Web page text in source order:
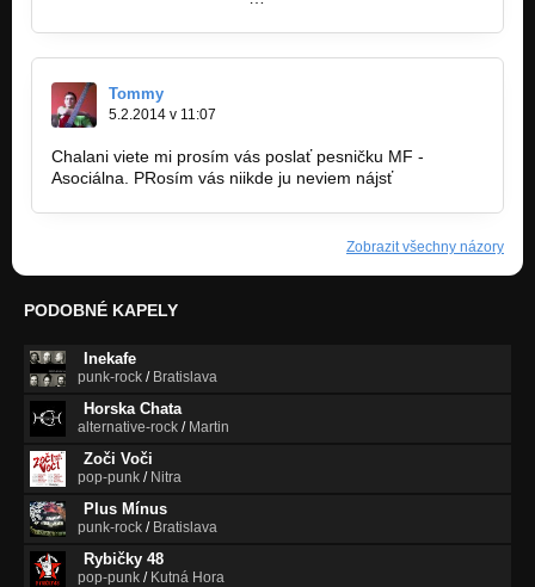
Tommy
5.2.2014 v 11:07
Chalani viete mi prosím vás poslať pesničku MF -
Asociálna. PRosím vás niikde ju neviem nájsť
Zobrazit všechny názory
PODOBNÉ KAPELY
Inekafe
punk-rock / Bratislava
Horska Chata
alternative-rock / Martin
Zoči Voči
pop-punk / Nitra
Plus Mínus
punk-rock / Bratislava
Rybičky 48
pop-punk / Kutná Hora